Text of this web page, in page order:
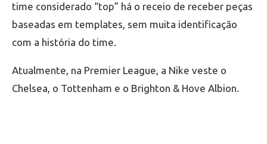
time considerado “top” há o receio de receber peças
baseadas em templates, sem muita identificação
com a história do time.
Atualmente, na Premier League, a Nike veste o
Chelsea, o Tottenham e o Brighton & Hove Albion.